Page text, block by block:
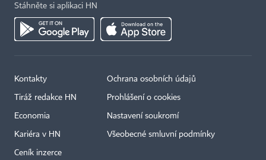
Stáhněte si aplikaci HN
Kontakty
Tiráž redakce HN
Economia
Kariéra v HN
Ceník inzerce
Ochrana osobních údajů
Prohlášení o cookies
Nastavení soukromí
Všeobecné smluvní podmínky